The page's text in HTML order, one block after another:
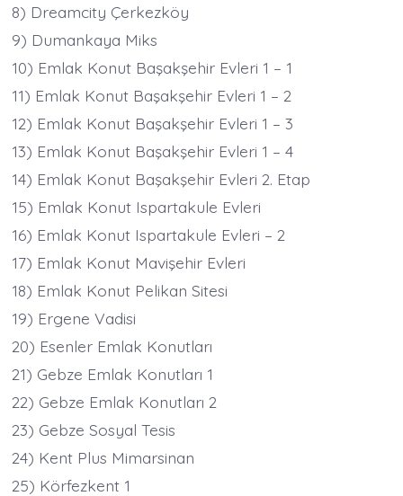
8) Dreamcity Çerkezköy
9) Dumankaya Miks
10) Emlak Konut Başakşehir Evleri 1 – 1
11) Emlak Konut Başakşehir Evleri 1 – 2
12) Emlak Konut Başakşehir Evleri 1 – 3
13) Emlak Konut Başakşehir Evleri 1 – 4
14) Emlak Konut Başakşehir Evleri 2. Etap
15) Emlak Konut Ispartakule Evleri
16) Emlak Konut Ispartakule Evleri – 2
17) Emlak Konut Mavişehir Evleri
18) Emlak Konut Pelikan Sitesi
19) Ergene Vadisi
20) Esenler Emlak Konutları
21) Gebze Emlak Konutları 1
22) Gebze Emlak Konutları 2
23) Gebze Sosyal Tesis
24) Kent Plus Mimarsinan
25) Körfezkent 1